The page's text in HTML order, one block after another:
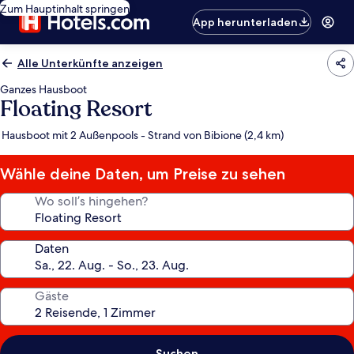
Zum Hauptinhalt springen
App herunterladen
Alle Unterkünfte anzeigen
Ganzes Hausboot
Floating Resort
Hausboot mit 2 Außenpools - Strand von Bibione (2,4 km)
Wähle deine Daten, um Preise zu sehen
Wo soll’s hingehen?
Daten
Gäste